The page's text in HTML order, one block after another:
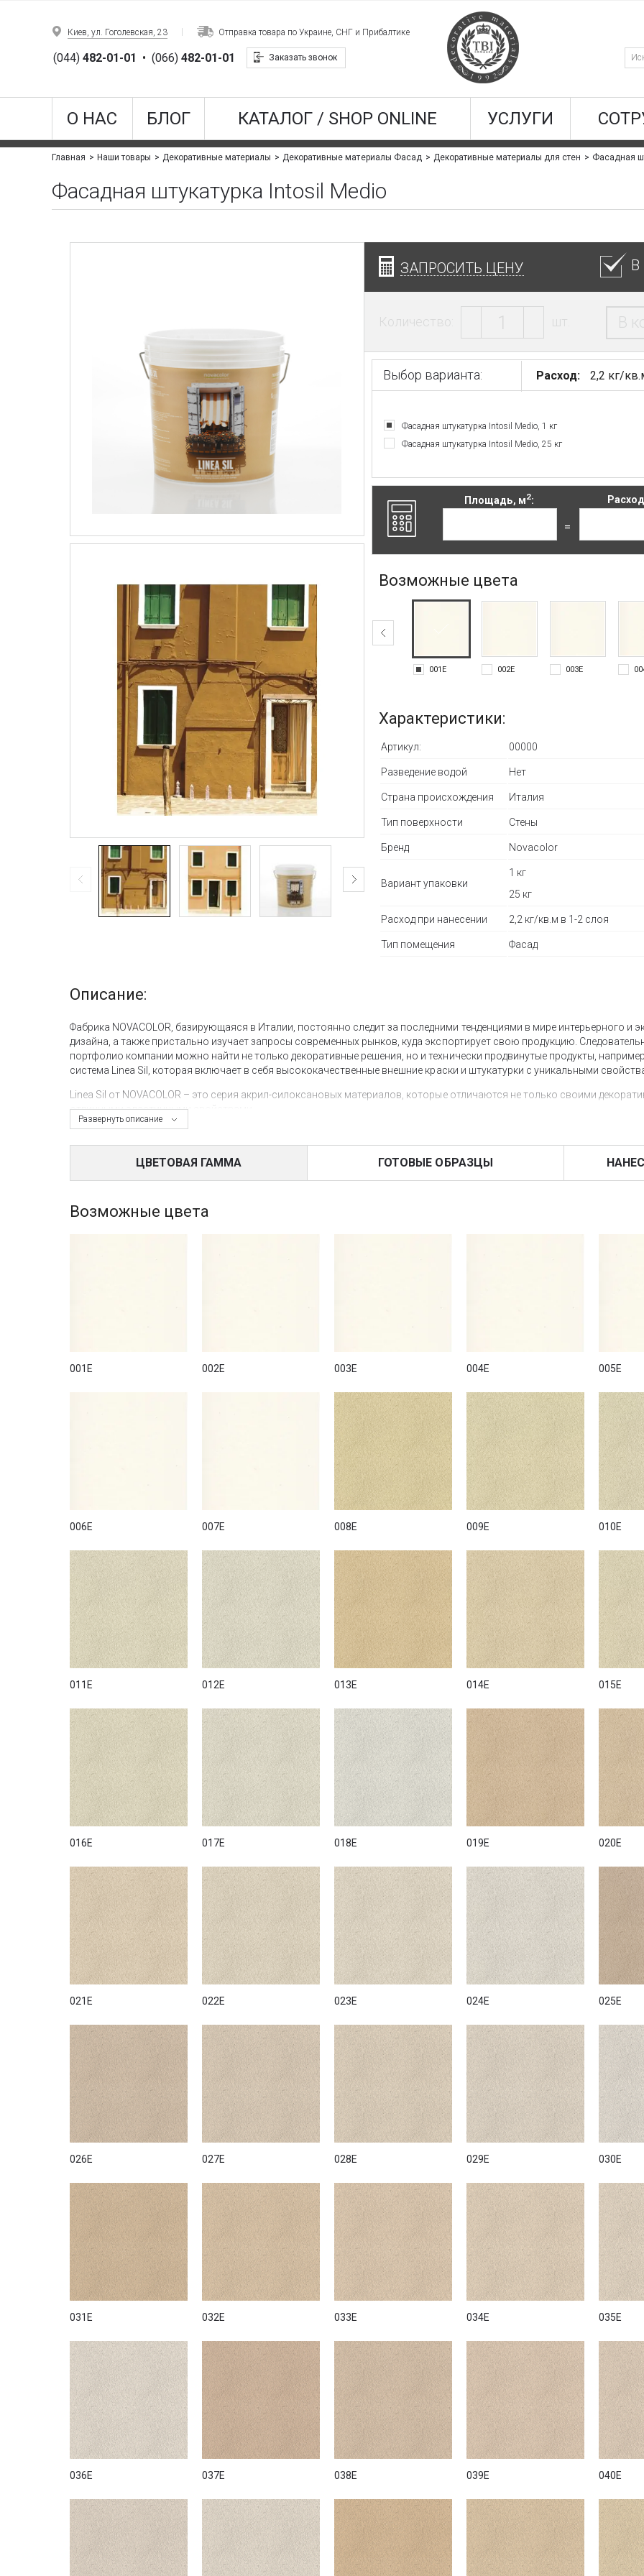
Киев, ул. Гоголевская, 23 Отправка товара по Украине, СНГ и Прибалтике
(044)482-01-01 • (066)482-01-01 Заказать звонок
О НАС БЛОГ КАТАЛОГ / SHOP ONLINE УСЛУГИ
Главная Наши товары Декоративные материалы Декоративные материалы Фасад Декоративные материалы для стен Фасадная
Фасадная штукатурка Intosil Medio
ЗАПРОСИТЬ ЦЕНУ В
Количество: шт. В
Выбор варианта: Расход: 2,2 кг/
Фасадная штукатурка Intosil Medio, 1 кг
Фасадная штукатурка Intosil Medio, 25 кг
Площадь, м2:
=
Возможные цвета
001E 002E 003E
Характеристики:
Артикул: 00000
Разведение водой Нет
Страна происхождения Италия
Тип поверхности Стены
Бренд Novacolor
Вариант упаковки
1 кг
25 кг
Расход при нанесении 2,2 кг/кв.м в 1-2 слоя
Тип помещения Фасад
Развернуть описание
Описание:
Фабрика NOVACOLOR, базирующаяся в Италии, постоянно следит за последними тенденциями в мире интерьерного и
дизайна, а также пристально изучает запросы современных рынков, куда экспортирует свою продукцию.
портфолио компании можно найти не только декоративные решения, но и технически продвинутые продукты,
система Linea Sil, которая включает в себя высококачественные внешние краски и штукатурки с уникальными
Linea Sil от NOVACOLOR – это серия акрил-силоксановых материалов, которые отличаются не только своими
отличными эластичными свойствами.
построек и предлагается в трех вариациях:
Финишный декор фасадной штукатурки Intosil Medio не требует дополнительной защиты, но может быть совмещен с
Фасадные штукатурки NOVACOLOR можно купить онлайн через интернет-магазин tbi.ua, а также в шоу-руме «VOGUE
представлены образцы различных фактур и цветов, применяемых в отделке фасадов.
ЦВЕТОВАЯ ГАММА ГОТОВЫЕ ОБРАЗЦЫ
Возможные цвета
001E 002E 003E 004E 005E
006E 007E 008E 009E 010E
011E 012E 013E 014E 015E
016E 017E 018E 019E 020E
021E 022E 023E 024E 025E
026E 027E 028E 029E 030E
031E 032E 033E 034E 035E
036E 037E 038E 039E 040E